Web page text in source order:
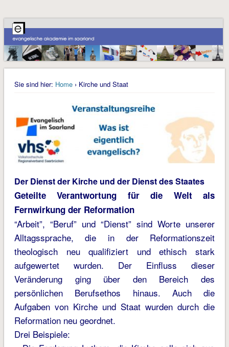
Sie sind hier: Home› Kirche und Staat
Der Dienst der Kirche und der Dienst des Staates
Geteilte Verantwortung für die Welt als
Fernwirkung der Reformation
“Arbeit”, “Beruf” und “Dienst” sind Worte unserer
Alltagssprache, die in der Reformationszeit
theologisch neu qualifiziert und ethisch stark
aufgewertet wurden. Der Einfluss dieser
Veränderung ging über den Bereich des
persönlichen Berufsethos hinaus. Auch die
Aufgaben von Kirche und Staat wurden durch die
Reformation neu geordnet.
Drei Beispiele: